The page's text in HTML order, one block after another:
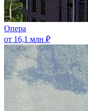
Опера
от 16,1 млн ₽